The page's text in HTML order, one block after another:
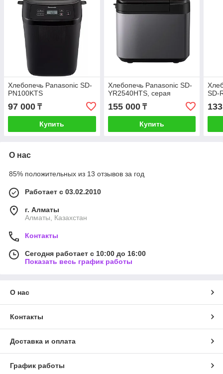
Хлебопечь Panasonic SD-
PN100KTS
97 000 ₸
Купить
Хлебопечь Panasonic SD-
YR2540HTS, серая
155 000₸
Купить
SD-
О нас
85% положительных из 13 отзывов за год
Работает с 03.02.2010
г. Алматы
Алматы, Казахстан
Контакты
Сегодня работает с 10:00 до 16:00
Показать весь график работы
О нас
Контакты
Доставка и оплата
График работы